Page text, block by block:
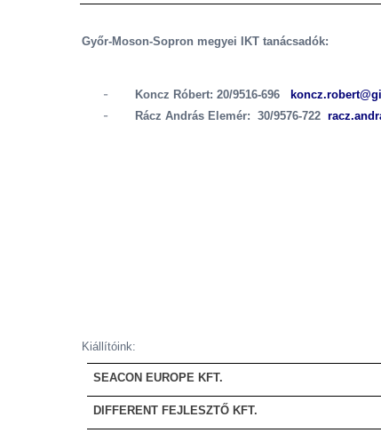
Győr-Moson-Sopron megyei IKT tanácsadók:
- Koncz Róbert: 20/9516-696
- Rácz András Elemér: 30/9576-722
Kiállítóink:
SEACON EUROPE KFT.
DIFFERENT FEJLESZTŐ KFT.